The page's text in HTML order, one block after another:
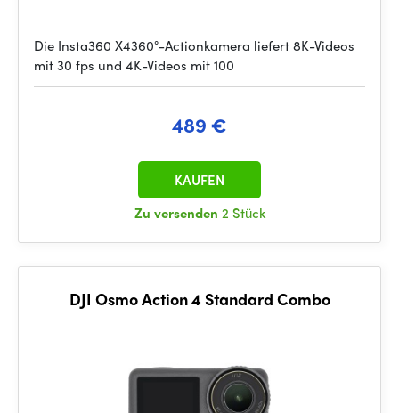
Die Insta360 X4360°-Actionkamera liefert 8K-Videos
mit 30 fps und 4K-Videos mit 100
489 €
Zu versenden 2 Stück
KAUFEN
DJI Osmo Action 4 Standard Combo